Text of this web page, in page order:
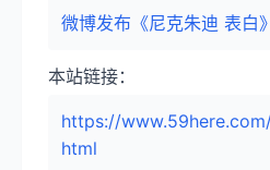
微博发布《尼克朱迪 表白》
本站链接：
https://
html